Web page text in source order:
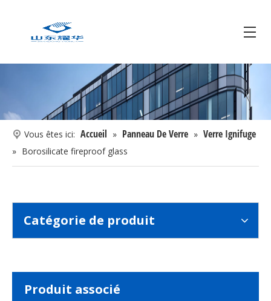
Vous êtes ici: Accueil » Panneau De Verre » Verre Ignifuge
» Borosilicate fireproof glass
Catégorie de produit
Produit associé